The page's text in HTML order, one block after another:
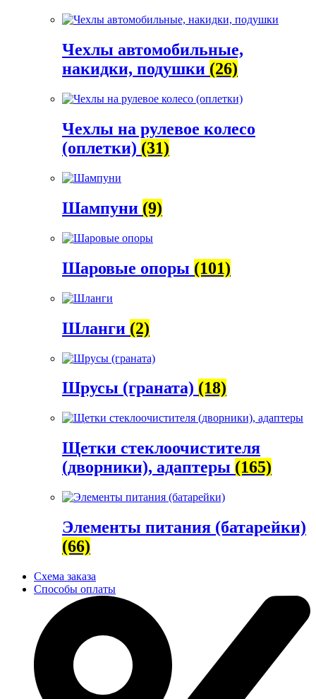
Чехлы автомобильные,
накидки, подушки (26)
Чехлы на рулевое колесо
(оплетки) (31)
Шампуни (9)
Шаровые опоры (101)
Шланги (2)
Шрусы (граната) (18)
Щетки стеклоочистителя
(дворники), адаптеры (165)
Элементы питания (батарейки)
(66)
Схема заказа
Способы оплаты